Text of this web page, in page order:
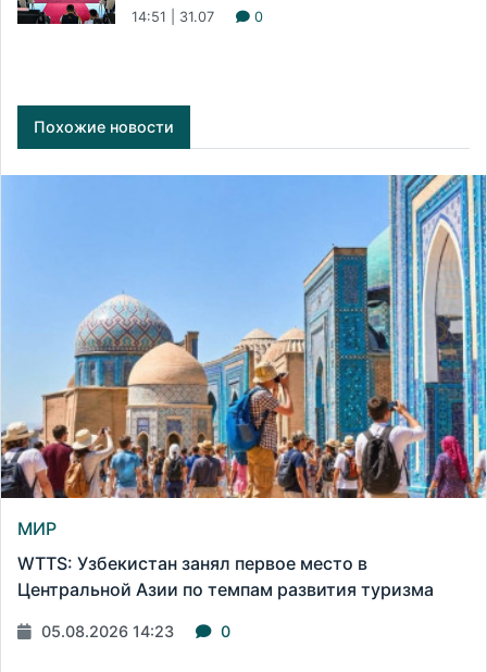
14:51 | 31.07 0
Похожие новости
МИР
WTTS: Узбекистан занял первое место в
Центральной Азии по темпам развития туризма
05.08.2026 14:23 0